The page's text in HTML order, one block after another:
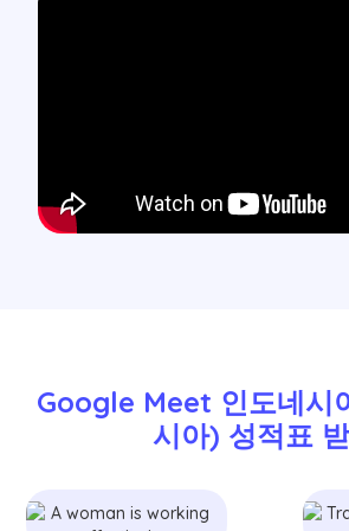
Google Meet 인도네시
시아) 성적표